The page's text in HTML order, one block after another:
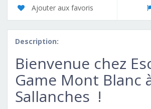
Ajouter aux favoris
Description:
Bienvenue chez
Game Mont Blanc
Sallanches !